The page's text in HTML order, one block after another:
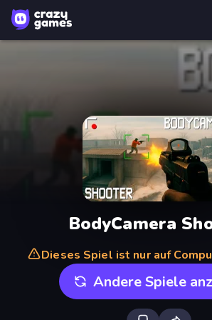
BodyCamera
Dieses Spiel ist nur auf
Andere Spiele